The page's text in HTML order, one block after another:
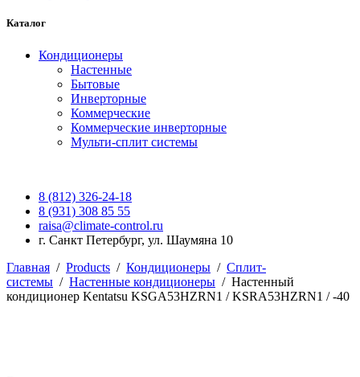
Каталог
Кондиционеры
Настенные
Бытовые
Инверторные
Коммерческие
Коммерческие инверторные
Мульти-сплит системы
8 (812) 326-24-18
8 (931) 308 85 55
raisa@climate-control.ru
г. Санкт Петербург, ул. Шаумяна 10
Главная / Products / Кондиционеры / Сплит-
системы / Настенные кондиционеры / Настенный
кондиционер Kentatsu KSGA53HZRN1 / KSRA53HZRN1 / -40